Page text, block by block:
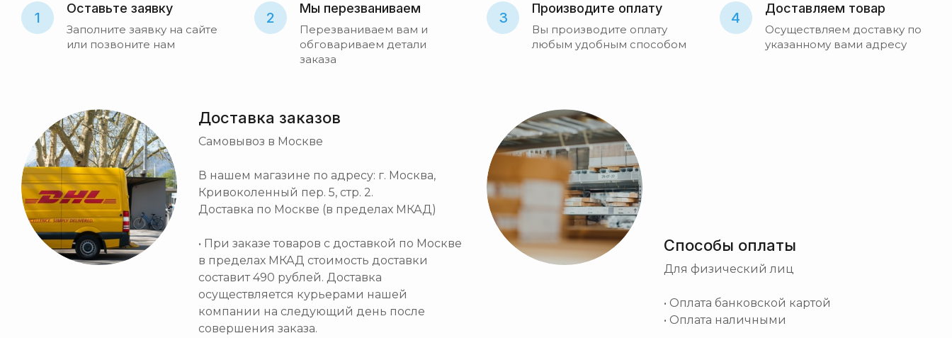
1
Оставьте заявку
Заполните заявку на сайте
или позвоните нам
2
Мы перезваниваем
Перезваниваем вам и
обговариваем детали
заказа
3
Производите оплату
Вы производите оплату
любым удобным способом
4
Доставляем товар
Осуществляем доставку по
указанному вами адресу
Доставка заказов
Самовывоз в Москве
В нашем магазине по адресу: г. Москва,
Кривоколенный пер. 5, стр. 2.
Доставка по Москве (в пределах МКАД)
• При заказе товаров с доставкой по Москве
в пределах МКАД стоимость доставки
составит 490 рублей. Доставка
осуществляется курьерами нашей
компании на следующий день после
совершения заказа.
Способы оплаты
Для физический лиц
• Оплата банковской картой
• Оплата наличными